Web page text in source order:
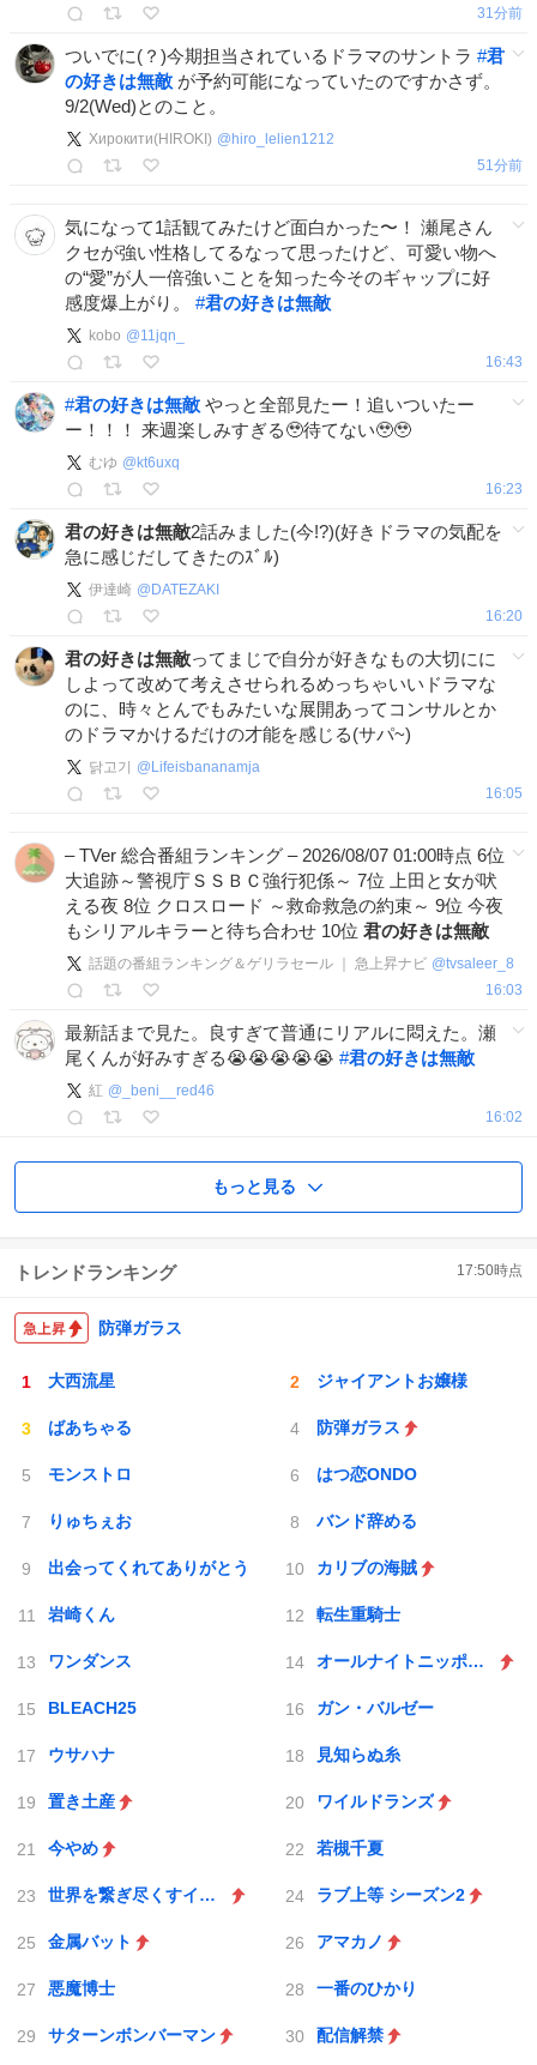
32分前
ついでに(？)今期担当されているドラマのサントラ #君
の好きは無敵 が予約可能になっていたのですかさず。
9/2(Wed)とのこと。
Хирокити(HIROKI) @ hiro_lelien1212
51分前
気になって1話観てみたけど面白かった〜！ 瀬尾さん
クセが強い性格してるなって思ったけど、可愛い物へ
の“愛”が人一倍強いことを知った今そのギャップに好
感度爆上がり。 #君の好きは無敵
kobo @11jqn_
16:43
#君の好きは無敵 やっと全部見たー！追いついたー
ー！！！ 来週楽しみすぎる🥹待てない🥹🥹
むゆ @ kt6uxq
16:23
君の好きは無敵2話みました(今!?)(好きドラマの気配を
急に感じだしてきたのｽﾞﾙ)
伊達崎 @ DATEZAKI
16:20
君の好きは無敵ってまじで自分が好きなもの大切にに
しよって改めて考えさせられるめっちゃいいドラマな
のに、時々とんでもみたいな展開あってコンサルとか
のドラマかけるだけの才能を感じる(サパ~)
닭고기 @ Lifeisbananamja
16:05
– TVer 総合番組ランキング – 2026/08/07 01:00時点 6位
大追跡～警視庁ＳＳＢＣ強行犯係～ 7位 上田と女が吠
える夜 8位 クロスロード ～救命救急の約束～ 9位 今夜
もシリアルキラーと待ち合わせ 10位 君の好きは無敵
話題の番組ランキング＆ゲリラセール ｜ 急上昇ナビ @tvsaleer_8
16:03
最新話まで見た。良すぎて普通にリアルに悶えた。瀬
尾くんが好みすぎる😭😭😭😭😭 #君の好きは無敵
紅 @ _beni__red46
16:02
もっと見る
トレンドランキング 17:50時点
防弾ガラス
大西流星 ジャイアントお嬢様
ばあちゃる 防弾ガラス
モンストロ はつ恋ONDO
りゅちぇお バンド辞める
出会ってくれてありがとう カリブの海賊
岩崎くん 転生重騎士
ワンダンス オールナイトニッポンX(クロス)
BLEACH25 ガン・バルゼー
ウサハナ 見知らぬ糸
置き土産 ワイルドランズ
今やめ 若槻千夏
世界を繋ぎ尽くすインターネット巫女 ラブ上等 シーズン2
金属バット アマカノ
悪魔博士 一番のひかり
サターンボンバーマン 配信解禁